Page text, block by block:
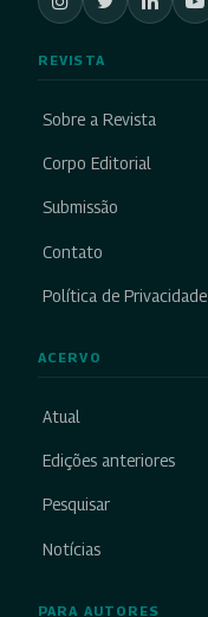
REVISTA
Sobre a Revista
Corpo Editorial
Submissão
Contato
Política de Privacidade
ACERVO
Atual
Edições anteriores
Pesquisar
Notícias
PARA AUTORES